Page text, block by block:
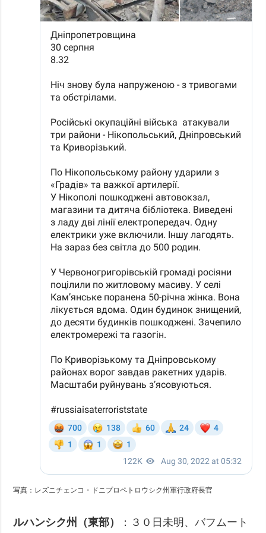
写真：レズニチェンコ・ドニプロペトロウシク州軍行政府長官
ルハンシク州（東部）
：３０日未明、バフムート